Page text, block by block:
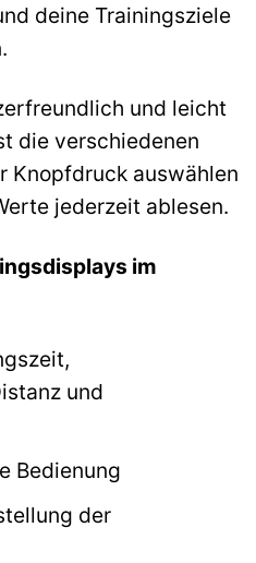
deine Trainingsziele
und leicht
die verschiedenen
Knopfdruck auswählen
jederzeit ablesen.
im
und
Bedienung
der